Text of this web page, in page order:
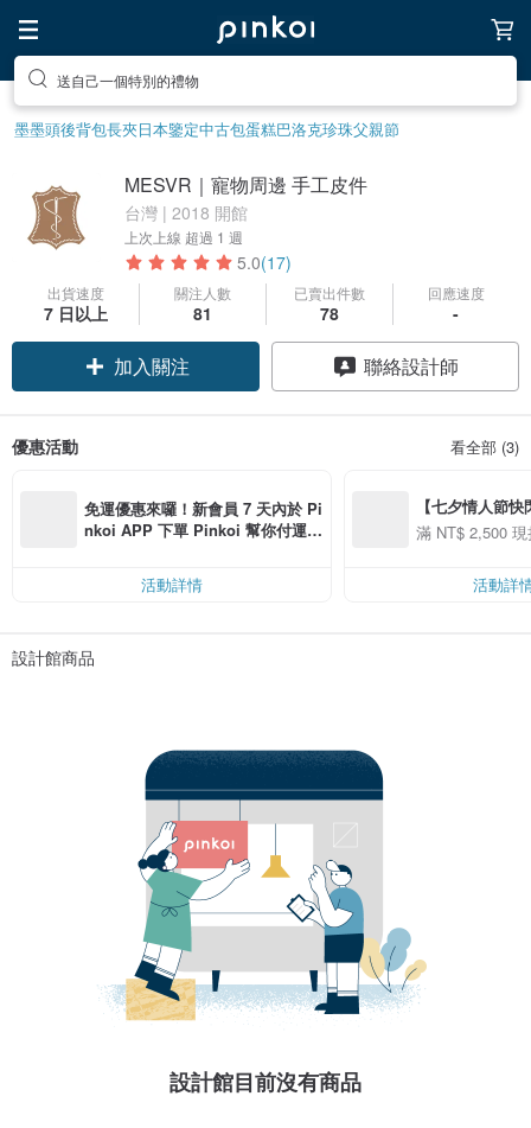
送自己一個特別的禮物
墨墨頭後背包長夾日本鑒定中古包蛋糕巴洛克珍珠父親節
MESVR｜寵物周邊 手工皮件
台灣 | 2018 開館
上次上線 超過 1 週
5.0(17)
出貨速度
7 日以上
關注人數
81
已賣出件數
78
回應速度
-
加入關注 聯絡設計師
優惠活動 看全部 (3)
免運優惠來囉！新會員 7 天內於 Pi
nkoi APP 下單 Pinkoi 幫你付運
活動詳情
【七夕情人節
用 APP 購買任
00 現折 NT$100
滿 NT$ 2,500
活動詳
設計館商品
設計館目前沒有商品